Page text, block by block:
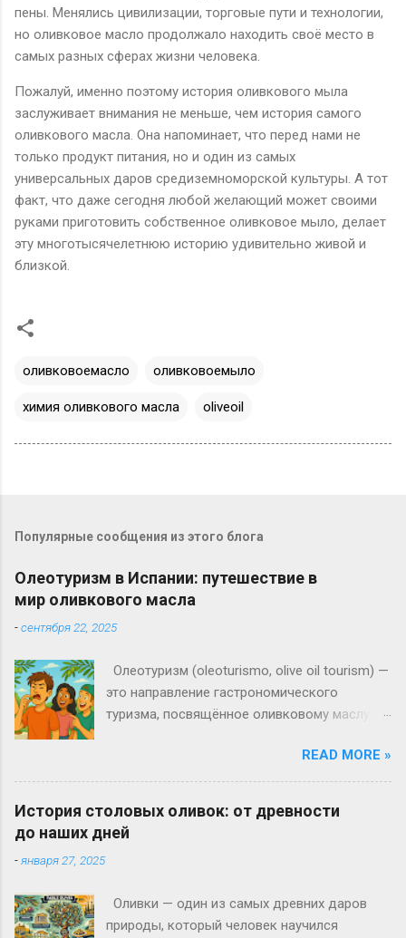
пены. Менялись цивилизации, торговые пути и технологии,
но оливковое масло продолжало находить своё место в
самых разных сферах жизни человека.
Пожалуй, именно поэтому история оливкового мыла
заслуживает внимания не меньше, чем история самого
оливкового масла. Она напоминает, что перед нами не
только продукт питания, но и один из самых
универсальных даров средиземноморской культуры. А тот
факт, что даже сегодня любой желающий может своими
руками приготовить собственное оливковое мыло, делает
эту многотысячелетнюю историю удивительно живой и
близкой.
оливковоемасло оливковоемыло
химия оливкового масла oliveoil
Популярные сообщения из этого блога
Олеотуризм в Испании: путешествие в
мир оливкового масла
-сентября 22, 2025
Олеотуризм (oleoturismo, olive oil tourism) —
это направление гастрономического
туризма, посвящённое оливковому маслу и
Термин появился в 1990-х годах в странах
Средиземноморья, где традиции
поколения в поколение. Сегодня
погружения Олеотуризм — это не только
экскурсия, но и возможность пройти весь
READ MORE »
История столовых оливок: от древности
до наших дней
-января 27, 2025
Оливки — один из самых древних даров
природы, который человек научился